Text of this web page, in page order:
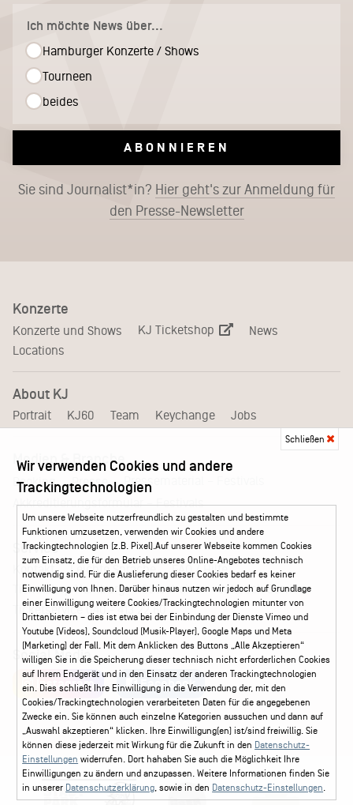
Ich möchte News über...
Hamburger Konzerte / Shows
Tourneen
beides
ABONNIEREN
Sie sind Journalist*in? Hier geht's zur Anmeldung für
den Presse-Newsletter
Konzerte
Konzerte und Shows KJ Ticketshop
News
Locations
About KJ
Portrait KJ60 Team Keychange Jobs
Medien & Branche
Booking Presse
Pressematerial – Festivals
Akkreditierungsformular – Festivals
Service
Kontakt Leichte Sprache
FAQ / Hilfe
Ticketshop Hamburg
Gutscheine
Callback-Service
Ticketservice 040 - 413 22 60
Social Media
Instagram Facebook
Schließen
Wir verwenden Cookies und andere
Trackingtechnologien
Um unsere Webseite nutzerfreundlich zu gestalten und bestimmte
Funktionen umzusetzen, verwenden wir Cookies und andere
Trackingtechnologien (z.B. Pixel).Auf unserer Webseite kommen Cookies
zum Einsatz, die für den Betrieb unseres Online-Angebotes technisch
notwendig sind. Für die Auslieferung dieser Cookies bedarf es keiner
Einwilligung von Ihnen. Darüber hinaus nutzen wir jedoch auf Grundlage
einer Einwilligung weitere Cookies/Trackingtechnologien mitunter von
Drittanbietern – dies ist etwa bei der Einbindung der Dienste Vimeo und
Youtube (Videos), Soundcloud (Musik-Player), Google Maps und Meta
(Marketing) der Fall. Mit dem Anklicken des Buttons „Alle Akzeptieren“
willigen Sie in die Speicherung dieser technisch nicht erforderlichen Cookies
auf Ihrem Endgerät und in den Einsatz der anderen Trackingtechnologien
ein. Dies schließt Ihre Einwilligung in die Verwendung der, mit den
Cookies/Trackingtechnologien verarbeiteten Daten für die angegebenen
Zwecke ein. Sie können auch einzelne Kategorien aussuchen und dann auf
„Auswahl akzeptieren“ klicken. Ihre Einwilligung(en) ist/sind freiwillig. Sie
können diese jederzeit mit Wirkung für die Zukunft in den Datenschutz-
Einstellungen widerrufen. Dort hahaben Sie auch die Möglichkeit Ihre
Einwilligungen zu ändern und anzupassen. Weitere Informationen finden Sie
in unserer Datenschutzerklärung, sowie in den Datenschutz-Einstellungen.